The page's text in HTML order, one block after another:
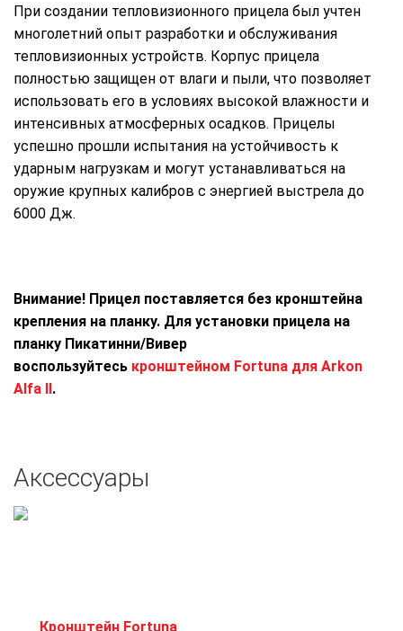
При создании тепловизионного прицела был учтен
многолетний опыт разработки и обслуживания
тепловизионных устройств. Корпус прицела
полностью защищен от влаги и пыли, что позволяет
использовать его в условиях высокой влажности и
интенсивных атмосферных осадков. Прицелы
успешно прошли испытания на устойчивость к
ударным нагрузкам и могут устанавливаться на
оружие крупных калибров с энергией выстрела до
6000 Дж.
Внимание! Прицел поставляется без кронштейна
крепления на планку. Для установки прицела на
планку Пикатинни/Вивер
воспользуйтесь кронштейном Fortuna для Arkon
Alfa II.
Аксессуары